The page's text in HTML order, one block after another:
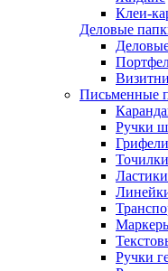
Клеи-
Деловые
Письменные
Ручки
Точилки
Ластики
Ручки